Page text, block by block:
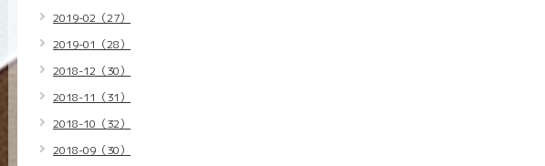
2019-02（27）
2019-01（28）
2018-12（30）
2018-11（31）
2018-10（32）
2018-09（30）